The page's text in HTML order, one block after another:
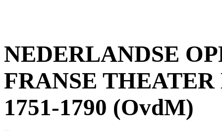
NEDERLANDSE
FRANSE
1751-1790 (OvdM)